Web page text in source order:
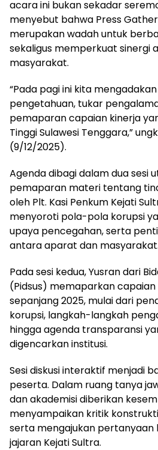
acara ini bukan sekadar
menyebut bahwa Press
merupakan wadah untuk
sekaligus memperkuat sinergi
masyarakat.
“Pada pagi ini kita
pengetahuan, tukar
pemaparan capaian kinerja
Tinggi Sulawesi Tenggara,”
(9/12/2025).
Agenda dibagi dalam dua sesi
pemaparan materi tentang
oleh Plt. Kasi Penkum Kejati
menyoroti pola-pola korupsi
upaya pencegahan, serta
antara aparat dan masyarakat.
Pada sesi kedua, Yusran dari
(Pidsus) memaparkan capaian
sepanjang 2025, mulai dari
korupsi, langkah-langkah
hingga agenda transparansi
digencarkan institusi.
Sesi diskusi interaktif menjadi
peserta. Dalam ruang tanya
dan akademisi diberikan
menyampaikan kritik
serta mengajukan pertanyaan
jajaran Kejati Sultra.